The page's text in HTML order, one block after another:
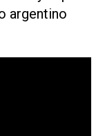
argentino